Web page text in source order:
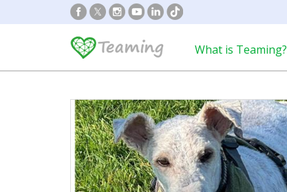
What is Teaming?